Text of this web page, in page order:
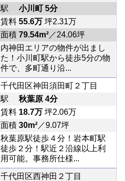
駅 小川町 5分
賃料 55.6万坪2.31万
面積 79.54m²／24.06坪
内神田エリアの物件が出まし
た！小川町駅から徒歩5分の物
件で、多町通り沿...
千代田区神田須田町２丁目
駅 秋葉原 4分
賃料 18.7万坪2.06万
面積 30m²／9.07坪
秋葉原駅徒歩４分！岩本町駅
徒歩２分！駅近２沿線以上利
用可能。事務所仕様...
千代田区西神田２丁目